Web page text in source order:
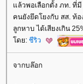
ล้วพอเลือกตั้ง ภท. ที่มี
คนยังยึดโยงกับ สส. ท้
ลูกหาบ ได้เสียงเกิน
ดย: ชีริว
จากบล๊อก